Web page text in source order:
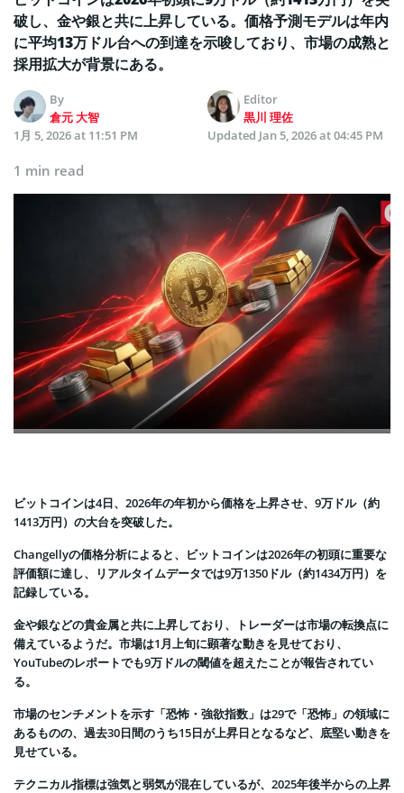
破し、金や銀と共に上昇している。価格予測モデルは年内
に平均13万ドル台への到達を示唆しており、市場の成熟と
採用拡大が背景にある。
By
倉元 大智
Editor
黒川 理佐
1月 5, 2026 at 11:51 PM
Updated Jan 5, 2026 at 04:45 PM
1 min read
ビットコインは4日、2026年の年初から価格を上昇させ、9万ドル（約
1413万円）の大台を突破した。
Changellyの価格分析によると、ビットコインは2026年の初頭に重要な
評価額に達し、リアルタイムデータでは9万1350ドル（約1434万円）を
記録している。
金や銀などの貴金属と共に上昇しており、トレーダーは市場の転換点に
備えているようだ。市場は1月上旬に顕著な動きを見せており、
YouTubeのレポートでも9万ドルの閾値を超えたことが報告されてい
る。
市場のセンチメントを示す「恐怖・強欲指数」は29で「恐怖」の領域に
あるものの、過去30日間のうち15日が上昇日となるなど、底堅い動きを
見せている。
テクニカル指標は強気と弱気が混在しているが、2025年後半からの上昇